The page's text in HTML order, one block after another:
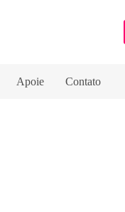
Apoie Contato